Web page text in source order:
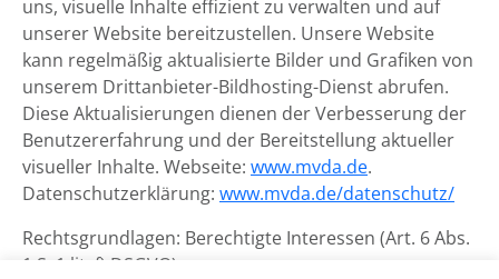
uns, visuelle Inhalte effizient zu verwalten und auf
unserer Website bereitzustellen. Unsere Website
kann regelmäßig aktualisierte Bilder und Grafiken von
unserem Drittanbieter-Bildhosting-Dienst abrufen.
Diese Aktualisierungen dienen der Verbesserung der
Benutzererfahrung und der Bereitstellung aktueller
visueller Inhalte. Webseite: www.mvda.de.
Datenschutzerklärung: www.mvda.de/datenschutz/
Rechtsgrundlagen: Berechtigte Interessen (Art. 6 Abs.
1 S. 1 lit. f) DSGVO)